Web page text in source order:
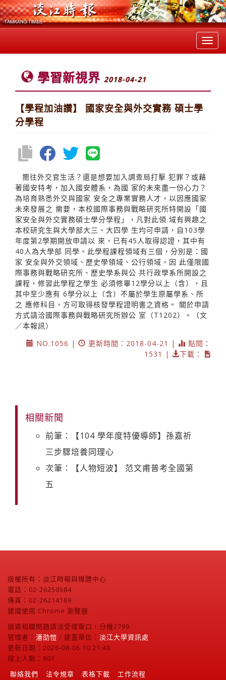
學習新視界 2018-04-21
【學程加油讚】 國家安全與外交實務 碩士學
分學程
嚮往外交官生活？還是想要加入調查局打擊 犯罪？或藉
著國安特考，加入國安體系，為國 家的未來盡一份心力？
為培育熟悉外交與國家 安全之專業實務人才，以因應國家
未來發展之 需要，本校國際事務與戰略研究所特開設「國
家安全與外交實務碩士學分學程」，凡對此領 域有興趣之
本校研究生與大學部大三、大四學 生均可申請，自103學
年度第2學期開放申請以 來，已有45人取得認證，其中有
40人為大學部 同學。此學程課程領域有三個，分別是：國
家 安全與外交領域、歷史學領域、公行領域，因 此僅限國
際事務與戰略研究所、歷史學系與公 共行政學系所開設之
課程，修習此學程之學生 必須修畢12學分以上（含），且
其中至少應有 6學分以上（含）不屬於學生原屬學系、所
之 應修科目，方可取得核發學程證明書之資格。 關於申請
方式請洽國際事務與戰略研究所辦公 室（T1202）。（文
／本報訊）
NO.1056 |
更新時間：2018-04-21 |
點閱：
1531 |
下載：
相關新聞
前筆：【104 學年度特優導師】孫嘉祈
三步驟培養同理心
次筆：【人物短波】 范文甫普考全國第
五
版權所有：淡江時報與媒體中心
電話：02-26250584
傳真：02-26214169
建議使用 Chrome 瀏覽器
個資相關問題請洽受理窗口，分機2799
管理者： 潘劭愷 / 建置單位： 淡江大學資訊處
更新日期：2026-08-06 10:21:43
線上人數：801
聯絡我們
法令規章 表格下載
工作流程